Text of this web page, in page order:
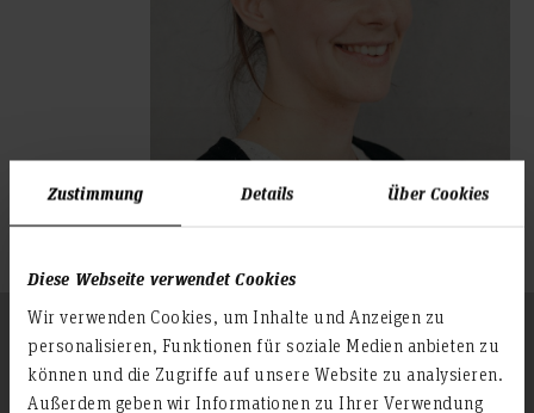
Zustimmung Details Über Cookies
Diese Webseite verwendet Cookies
Wir verwenden Cookies, um Inhalte und Anzeigen zu
personalisieren, Funktionen für soziale Medien anbieten zu
können und die Zugriffe auf unsere Website zu analysieren.
Außerdem geben wir Informationen zu Ihrer Verwendung
Zum Seitenanfang
Folgen Sie uns